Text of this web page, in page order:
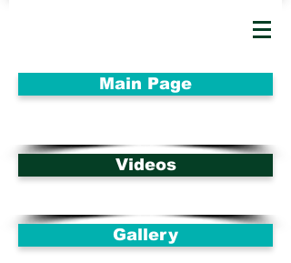
Main Page
Videos
Gallery